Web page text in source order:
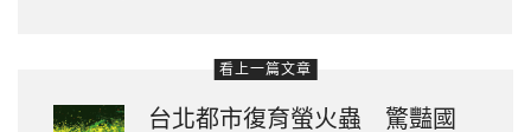
看上一篇文章
台北都市復育螢火蟲 驚豔國